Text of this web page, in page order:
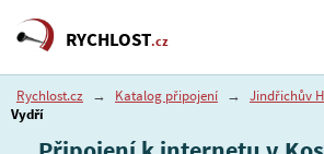
RYCHLOST.cz
Rychlost.cz → Katalog připojení → Jindřichův
Vydří